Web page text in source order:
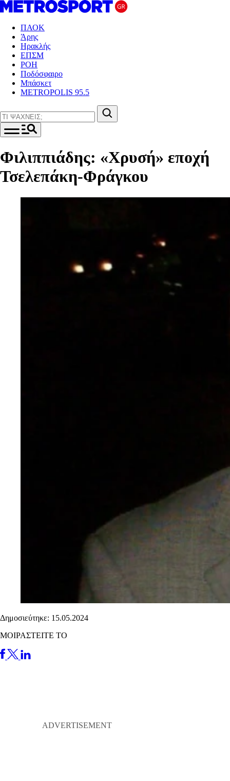
ΠΑΟΚ
Άρης
Ηρακλής
ΕΠΣΜ
ΡΟΗ
Ποδόσφαιρο
Μπάσκετ
METROPOLIS 95.5
Φιλιππιάδης: «Χρυσή» εποχή
Τσελεπάκη-Φράγκου
Δημοσιεύτηκε: 15.05.2024
ΜΟΙΡΑΣΤΕΙΤΕ ΤΟ